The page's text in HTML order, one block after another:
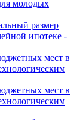
молодых
размер
ипотеке -
мест в
мест в